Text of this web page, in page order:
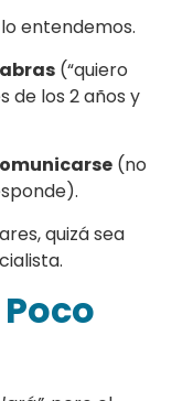
entendemos.
(“quiero
de los 2 años y
(no
quizá sea